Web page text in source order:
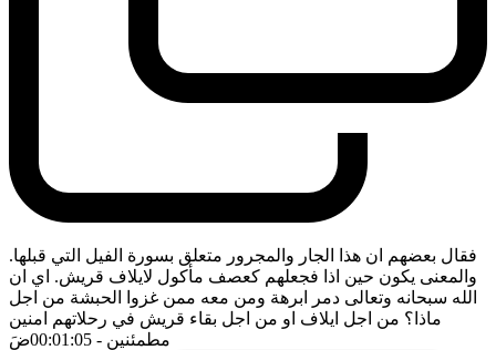
فقال بعضهم ان هذا الجار والمجرور متعلق بسورة الفيل التي قبلها.
والمعنى يكون حين اذا فجعلهم كعصف مأكول لايلاف قريش. اي ان
الله سبحانه وتعالى دمر ابرهة ومن معه ممن غزوا الحبشة من اجل
ماذا؟ من اجل ايلاف او من اجل بقاء قريش في رحلاتهم امنين
مطمئنين - 00:01:05 ضَ